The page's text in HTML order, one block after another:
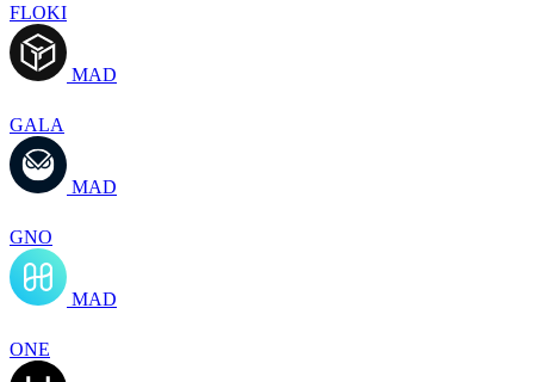
FLOKI
MAD
GALA
MAD
GNO
MAD
ONE